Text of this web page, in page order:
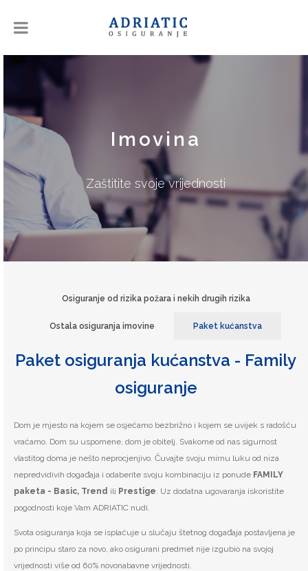
Imovina
Zaštitite svoje vrijednosti
Osiguranje od rizika požara i nekih drugih rizika
Ostala osiguranja imovine Paket kućanstva
Paket osiguranja kućanstva - Family
osiguranje
Dom je mjesto na kojem se osjećamo bezbrižno i kojem se uvijek s radošću
vraćamo. Dom su uspomene, dom je obitelj. Svakome od nas sigurnost
vlastitog doma je nešto neprocjenjivo. Čuvajte svoju mirnu luku od niza
nepredvidivih događaja i odaberite svoju kombinaciju iz ponude FAMILY
paketa - Basic, Trend ili Prestige. Uz dodatna ugovaranja iskoristite
pogodnosti koje Vam ADRIATIC nudi.
Svota osiguranja koja se isplaćuje u slučaju štetnog događaja postavljena je
po principu staro za novo, ako osigurani predmet nije izgubio na svojoj
vrijednosti više od 60% novonabavne vrijednosti.